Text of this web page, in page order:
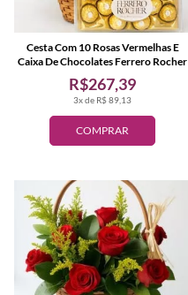
COMPRAR
3x de R$ 89,13
R$267,39
Cesta Com 10 Rosas Vermelhas E
Caixa De Chocolates Ferrero Rocher